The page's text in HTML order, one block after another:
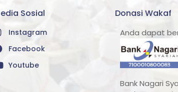
Sosial
Instagram
Facebook
Youtube
Donasi Wakaf
Anda dapat
Bank Nagari